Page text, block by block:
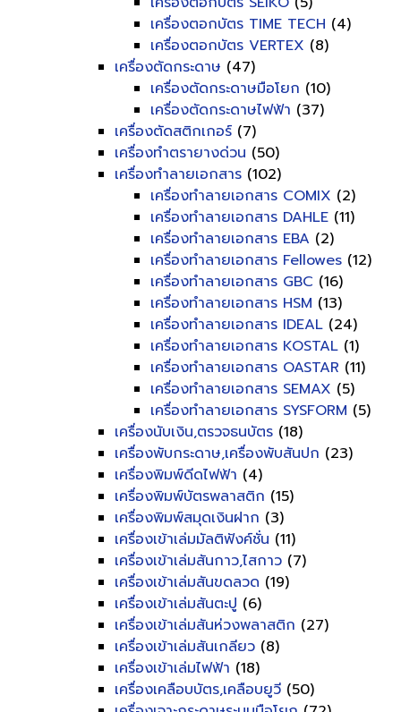
เครื่องตอกบัตร TIME TECH (4)
เครื่องตอกบัตร VERTEX (8)
เครื่องตัดกระดาษ (47)
เครื่องตัดกระดาษมือโยก (10)
เครื่องตัดกระดาษไฟฟ้า (37)
เครื่องตัดสติกเกอร์ (7)
เครื่องทำตรายางด่วน (50)
เครื่องทำลายเอกสาร (102)
เครื่องทำลายเอกสาร COMIX (2)
เครื่องทำลายเอกสาร DAHLE (11)
เครื่องทำลายเอกสาร EBA (2)
เครื่องทำลายเอกสาร Fellowes (12)
เครื่องทำลายเอกสาร GBC (16)
เครื่องทำลายเอกสาร HSM (13)
เครื่องทำลายเอกสาร IDEAL (24)
เครื่องทำลายเอกสาร KOSTAL (1)
เครื่องทำลายเอกสาร OASTAR (11)
เครื่องทำลายเอกสาร SEMAX (5)
เครื่องทำลายเอกสาร SYSFORM (5)
เครื่องนับเงิน,ตรวจธนบัตร (18)
เครื่องพับกระดาษ,เครื่องพับสันปก (23)
เครื่องพิมพ์ดีดไฟฟ้า (4)
เครื่องพิมพ์บัตรพลาสติก (15)
เครื่องพิมพ์สมุดเงินฝาก (3)
เครื่องเข้าเล่มมัลติฟังค์ชั่น (11)
เครื่องเข้าเล่มสันกาว,ไสกาว (7)
เครื่องเข้าเล่มสันขดลวด (19)
เครื่องเข้าเล่มสันตะปู (6)
เครื่องเข้าเล่มสันห่วงพลาสติก (27)
เครื่องเข้าเล่มสันเกลียว (8)
เครื่องเข้าเล่มไฟฟ้า (18)
เครื่องเคลือบบัตร,เคลือบยูวี (50)